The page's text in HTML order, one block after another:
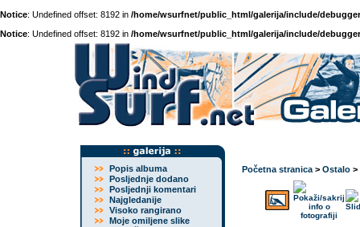
Notice: Undefined offset: 8192 in /home/wsurfnet/public_html/galerija/include/
Notice: Undefined offset: 8192 in /home/wsurfnet/public_html/galerija/include/
Popis albuma
Posljednje dodano
Posljednji komentari
Najgledanije
Visoko rangirano
Moje omiljene slike
Početna stranica > Ostalo >